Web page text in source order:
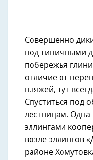
Совершенно
под типичными
побережья
отличие от
пляжей, тут
Спуститься под
лестницам. Одна
эллингами
возле эллингов
районе